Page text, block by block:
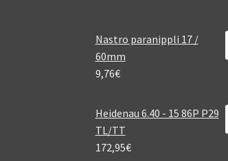
Nastro paranippli 17 /
60mm
9,76€
Heidenau 6.40 - 15 86P P29
TL/TT
172,95€